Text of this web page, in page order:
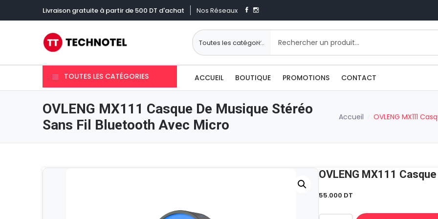
Livraison gratuite à partir de 500 DT d'achat Nos Réseaux
TOUTES LES CATÉGORIES ACCUEIL BOUTIQUE PROMOTIONS CONTACT
OVLENG MX111 Casque De Musique Stéréo
Sans Fil Bluetooth Avec Micro
Accueil OVLENG MX111
55.000 DT